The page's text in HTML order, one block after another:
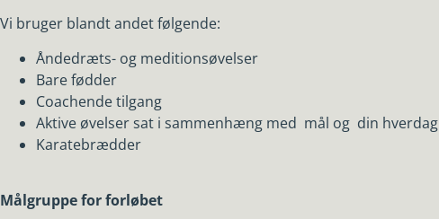
Vi bruger blandt andet følgende:
Åndedræts- og meditionsøvelser
Bare fødder
Coachende tilgang
Aktive øvelser sat i sammenhæng med mål og din hverdag
Karatebrædder
Målgruppe for forløbet